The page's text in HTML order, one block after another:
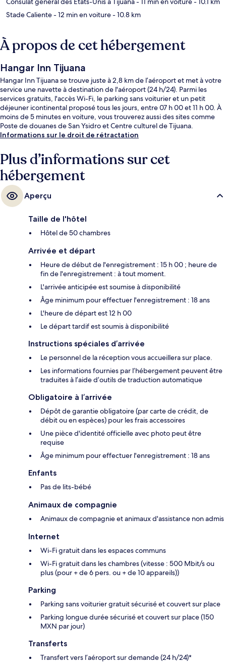
Stade Caliente- 12 min en voiture- 10.8 km
À propos de cet hébergement
Hangar Inn Tijuana
Hangar Inn Tijuana se trouve juste à 2,8 km de l’aéroport et met à votre
service une navette à destination de l'aéroport (24 h/24). Parmi les
services gratuits, l'accès Wi-Fi, le parking sans voiturier et un petit
déjeuner icontinental proposé tous les jours, entre 07 h 00 et 11 h 00. À
moins de 5 minutes en voiture, vous trouverez aussi des sites comme
Poste de douanes de San Ysidro et Centre culturel de Tijuana.
Informations sur le droit de rétractation
Plus d’informations sur cet
hébergement
Aperçu
Taille de l'hôtel
Hôtel de 50 chambres
Arrivée et départ
Heure de début de l'enregistrement : 15 h 00 ; heure de
fin de l'enregistrement : à tout moment.
L'arrivée anticipée est soumise à disponibilité
Âge minimum pour effectuer l'enregistrement : 18 ans
L'heure de départ est 12 h 00
Le départ tardif est soumis à disponibilité
Instructions spéciales d’arrivée
Le personnel de la réception vous accueillera sur place.
Les informations fournies par l’hébergement peuvent être
traduites à l’aide d’outils de traduction automatique
Obligatoire à l’arrivée
Dépôt de garantie obligatoire (par carte de crédit, de
débit ou en espèces) pour les frais accessoires
Une pièce d'identité officielle avec photo peut être
requise
Âge minimum pour effectuer l'enregistrement : 18 ans
Enfants
Pas de lits-bébé
Animaux de compagnie
Animaux de compagnie et animaux d'assistance non admis
Internet
Wi-Fi gratuit dans les espaces communs
Wi-Fi gratuit dans les chambres (vitesse : 500 Mbit/s ou
plus (pour + de 6 pers. ou + de 10 appareils))
Parking
Parking sans voiturier gratuit sécurisé et couvert sur place
Parking longue durée sécurisé et couvert sur place (150
MXN par jour)
Transferts
Transfert vers l’aéroport sur demande (24 h/24)*